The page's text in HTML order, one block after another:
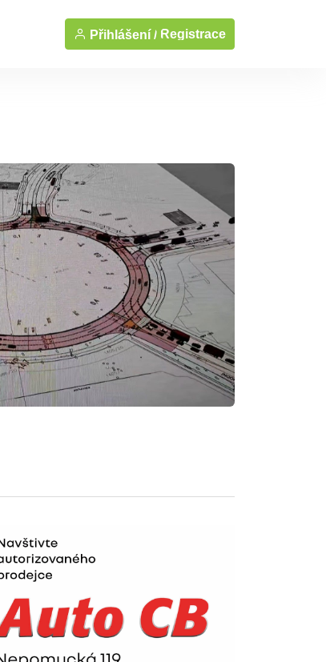
Přihlášení / Registrace